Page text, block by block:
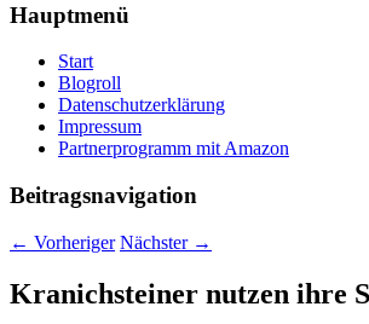
Hauptmenü
Start
Blogroll
Datenschutzerklärung
Impressum
Partnerprogramm mit Amazon
Beitragsnavigation
← Vorheriger Nächster →
Kranichsteiner nutzen ihre